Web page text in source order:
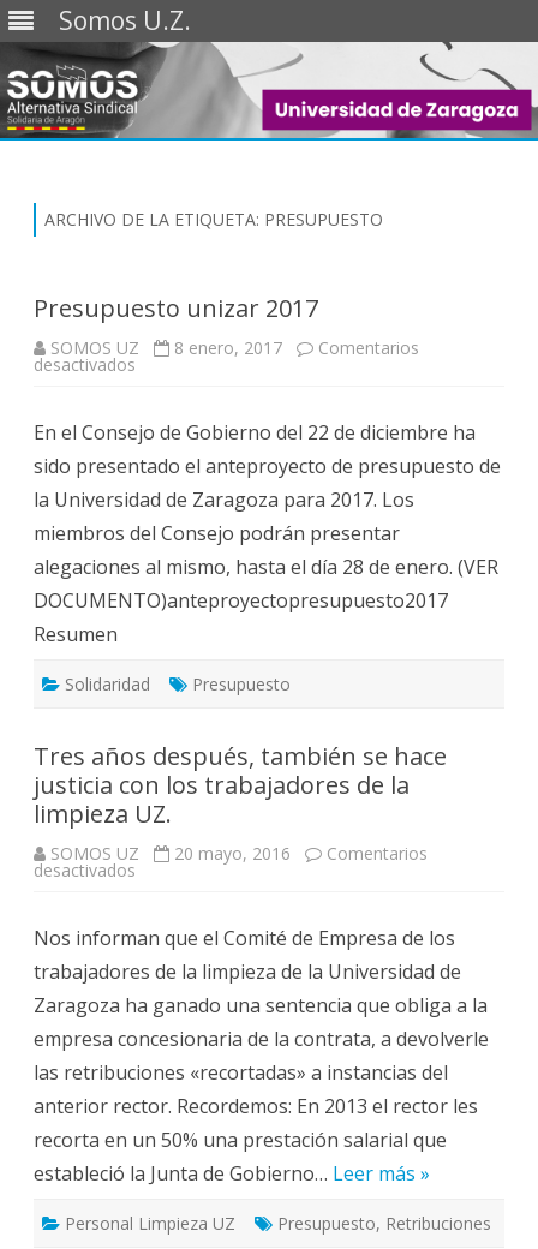
Somos U.Z.
Saltar
ARCHIVO DE LA ETIQUETA: PRESUPUESTO
Presupuesto unizar 2017
SOMOS UZ 8 enero, 2017 Comentarios
desactivados
En el Consejo de Gobierno del 22 de diciembre ha
sido presentado el anteproyecto de presupuesto de
la Universidad de Zaragoza para 2017. Los
miembros del Consejo podrán presentar
alegaciones al mismo, hasta el día 28 de enero. (VER
DOCUMENTO)anteproyectopresupuesto2017
Resumen
Solidaridad Presupuesto
Tres años después, también se hace
justicia con los trabajadores de la
limpieza UZ.
SOMOS UZ 20 mayo, 2016 Comentarios
desactivados
también
se
hace
justicia
con
los
trabajadores
de
la
limpieza
UZ.
Nos informan que el Comité de Empresa de los
trabajadores de la limpieza de la Universidad de
Zaragoza ha ganado una sentencia que obliga a la
empresa concesionaria de la contrata, a devolverle
las retribuciones «recortadas» a instancias del
anterior rector. Recordemos: En 2013 el rector les
recorta en un 50% una prestación salarial que
estableció la Junta de Gobierno… Leer más »
Personal Limpieza UZ Presupuesto, Retribuciones